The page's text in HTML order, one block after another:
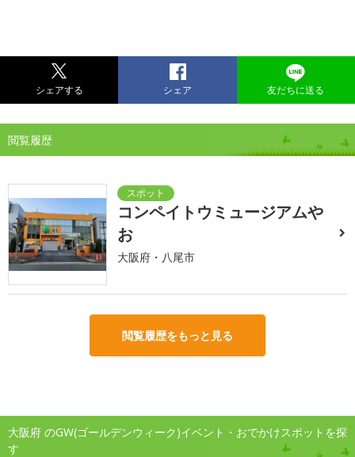
シェアする シェア 友だちに送る
閲覧履歴
コンペイトウミュージアムや
お
大阪府・八尾市
閲覧履歴をもっと見る
大阪府 のGW(ゴールデンウィーク)イベント・おでかけスポットを探
す